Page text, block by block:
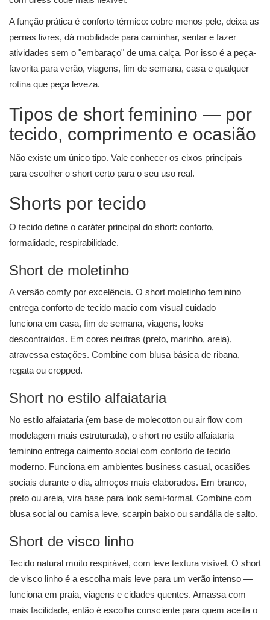
A função prática é conforto térmico: cobre menos pele, deixa as
pernas livres, dá mobilidade para caminhar, sentar e fazer
atividades sem o "embaraço" de uma calça. Por isso é a peça-
favorita para verão, viagens, fim de semana, casa e qualquer
rotina que peça leveza.
Tipos de short feminino — por
tecido, comprimento e ocasião
Não existe um único tipo. Vale conhecer os eixos principais
para escolher o short certo para o seu uso real.
Shorts por tecido
O tecido define o caráter principal do short: conforto,
formalidade, respirabilidade.
Short de moletinho
A versão comfy por excelência. O short moletinho feminino
entrega conforto de tecido macio com visual cuidado —
funciona em casa, fim de semana, viagens, looks
descontraídos. Em cores neutras (preto, marinho, areia),
atravessa estações. Combine com blusa básica de ribana,
regata ou cropped.
Short no estilo alfaiataria
No estilo alfaiataria (em base de molecotton ou air flow com
modelagem mais estruturada), o short no estilo alfaiataria
feminino entrega caimento social com conforto de tecido
moderno. Funciona em ambientes business casual, ocasiões
sociais durante o dia, almoços mais elaborados. Em branco,
preto ou areia, vira base para look semi-formal. Combine com
blusa social ou camisa leve, scarpin baixo ou sandália de salto.
Short de visco linho
Tecido natural muito respirável, com leve textura visível. O short
de visco linho é a escolha mais leve para um verão intenso —
funciona em praia, viagens e cidades quentes. Amassa com
mais facilidade, então é escolha consciente para quem aceita o